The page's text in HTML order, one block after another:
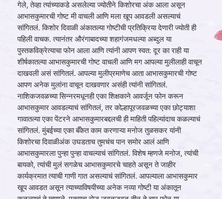
गेले, तेव्‍हा त्यांच्याकडे असलेल्या ज्योतीने किशोरचा अंक आला असून
आभासकुमारची गोष्ट मी वाचली आणि मला खूप आवडली असल्याचं
सांगितलं. किशोर दिवाळी अंकातल्या गोष्टीची प्रतिक्रिया देणारी ज्योती ही
पहिली वाचक. त्यानंतर औरंगाबादच्या शहागंजमधल्या अब्दुल या
पुस्तकविक्रेत्याचा फोन आला आणि त्यांनी आपण स्वत: दूर का राही या
शीर्षकातल्या आभासकुमारची गोष्ट वाचली आणि मग आपल्या मुलीलाही वाचून
दाखवली असं सांगितलं. आपल्या मुलीप्रमाणेच आता आभासकुमारची गोष्ट
आपण अनेक मुलांना वाचून दाखवणार असंही त्यांनी सांगितलं.
नाशिकजवळच्या सिन्नरमधूनही एका शिक्षकाने आवर्जून फोन करून
आभासकुमार आवडल्याचं सांगितलं, तर कोल्हापूरजवळच्या एका छोट्याशा
गावातल्या एका पेंटरने आभासकुमारबद्दलची ही माहिती पहिल्यांदाच कळल्याचं
सांगितलं. मुंबईच्या एका बँकेत काम करणाऱ्या मनोज तुळसकर यांनी
किशोरचा दिवाळीअंक उघडताच तुमचंच पान समोर आलं आणि
आभासकुमारला पुन्हा पुन्हा वाचल्याचं सांगितलं. विशेष म्हणजे मनोज, त्यांची
बायको, त्यांची मुलं सगळेच आभासकुमारचे चाहते असून ते जाहीर
कार्यक्रमात त्याची गाणी गात असल्याचं सांगितलं. आपल्याला आभासकुमार
खूप आवडत असून त्याच्याविषयीच्या अनेक नव्‍या गोष्टी या अंकातून